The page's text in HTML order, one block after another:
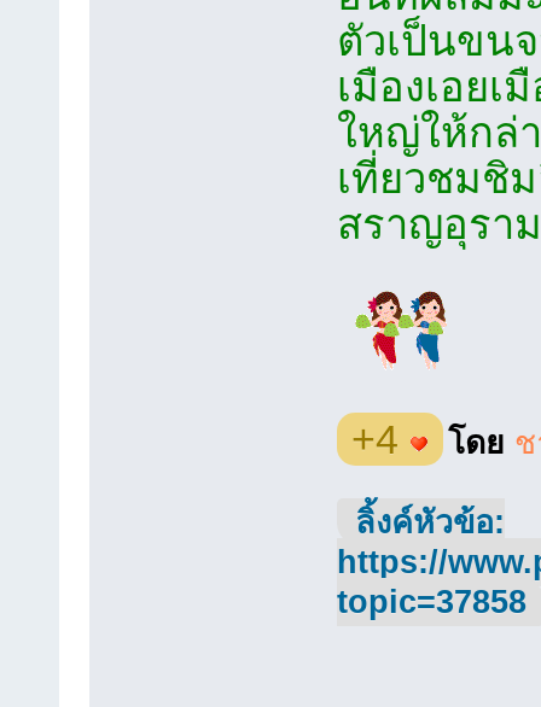
ตัวเป็นขน
เมืองเอย
ใหญ่ให้กล่
เที่ยวชม
สราญอุรา
+4 โดย
ลิ้งค์หัวข้อ:
https://
topic=37858